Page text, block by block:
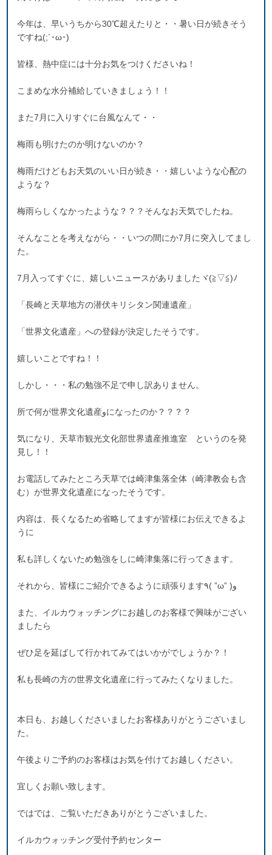
今年は、早いうちから30℃超えたりと・・暑い日が続きそう
ですね(;´･ω･)
皆様、熱中症には十分お気をつけくださいね！
こまめな水分補給していきましょう！！
また7月に入りすぐに台風なんて・・
梅雨も明けたのか明けないのか？
梅雨だけどもお天気のいい日が続き・・嬉しいような心配の
ような？
梅雨らしくなかったような？？？そんなお天気でしたね。
そんなことを考えながら・・いつの間にか7月に突入してまし
た。
7月入ってすぐに、嬉しいニュースがありましたヾ(≧▽≦)ﾉ
「長崎と天草地方の潜伏キリシタン関連遺産」
「世界文化遺産」への登録が決定したそうです。
嬉しいことですね！！
しかし・・・私の勉強不足で申し訳ありません。
所で何が世界文化遺産وになったのか？？？？
気になり、天草市観光文化部世界遺産推進室 というのを発
見し！！
お電話してみたところ天草では崎津集落全体（崎津教会も含
む）が世界文化遺産になったそうです。
内容は、長くなるため省略してますが皆様にお伝えできるよ
うに
私も詳しくないため勉強をしに崎津集落に行ってきます。
それから、皆様にご紹介できるように頑張ります٩( ”ω” )و
また、イルカウォッチングにお越しのお客様で興味がござい
ましたら
ぜひ足を延ばして行かれてみてはいかがでしょうか？！
私も長崎の方の世界文化遺産に行ってみたくなりました。
本日も、お越しくださいましたお客様ありがとうございまし
た。
午後よりご予約のお客様はお気を付けてお越しください。
宜しくお願い致します。
ではでは、ご覧いただきありがとうございました。
イルカウォッチング受付予約センター